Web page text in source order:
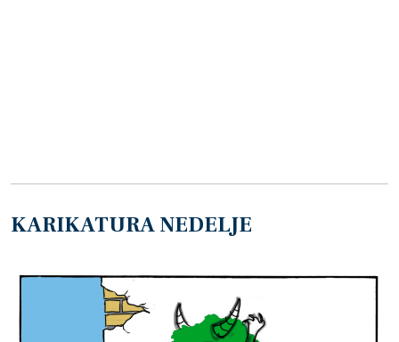
KARIKATURA NEDELJE